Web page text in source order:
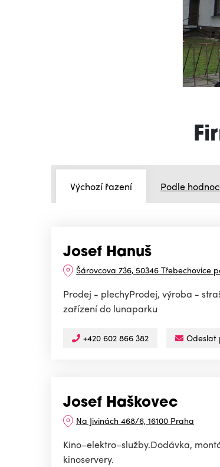
Výchozí řazení Podle
Josef Hanuš
Šárovcova 736, 50346 Třebechovice
Prodej - plechyProdej, výroba -
zařízení do lunaparku
+420 602 866 382 Odeslat
Josef Haškovec
Na Jivinách 468/6, 16100 Praha
Kino–elektro–služby.Dodávka,
kinoservery.